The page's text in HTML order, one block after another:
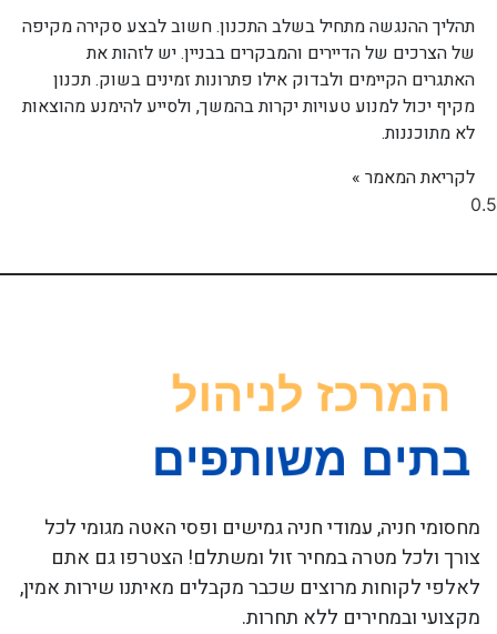
תהליך ההנגשה מתחיל בשלב התכנון. חשוב לבצע סקירה מקיפה
של הצרכים של הדיירים והמבקרים בבניין. יש לזהות את
האתגרים הקיימים ולבדוק אילו פתרונות זמינים בשוק. תכנון
מקיף יכול למנוע טעויות יקרות בהמשך, ולסייע להימנע מהוצאות
לא מתוכננות.
לקריאת המאמר »
מחסומי חניה, עמודי חניה גמישים ופסי האטה מגומי לכל
צורך ולכל מטרה במחיר זול ומשתלם! הצטרפו גם אתם
לאלפי לקוחות מרוצים שכבר מקבלים מאיתנו שירות אמין,
מקצועי ובמחירים ללא תחרות.